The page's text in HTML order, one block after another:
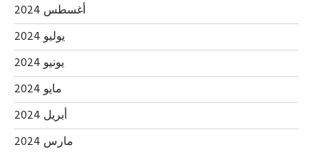
أغسطس 2024
يوليو 2024
يونيو 2024
مايو 2024
أبريل 2024
مارس 2024